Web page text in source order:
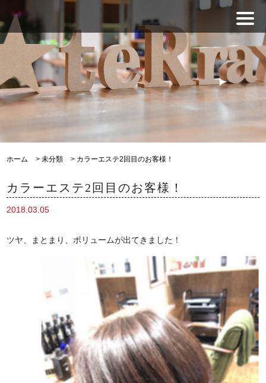
ホーム >未分類 > カラーエステ2回目のお客様！
カラーエステ2回目のお客様！
2018.03.05
ツヤ、まとまり、ボリュームが出てきました！